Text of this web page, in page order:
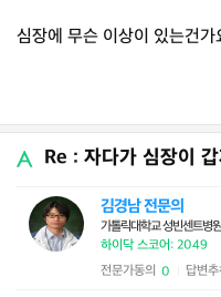
심장에 무슨 이상이 있는건
Re : 자다가 심장이
김경남 전문의
가톨릭대학교 성빈센트병원
하이닥 스코어: 2049
전문가동의 0 답변추